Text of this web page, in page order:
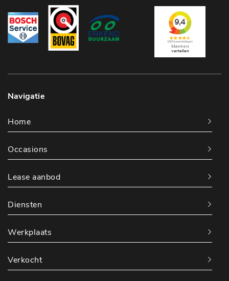
Navigatie
Home
Occasions
Lease aanbod
Diensten
Werkplaats
Verkocht